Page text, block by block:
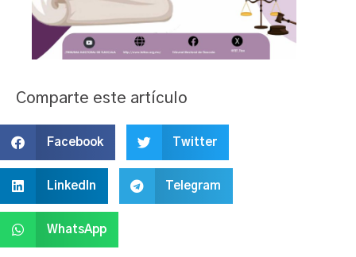
Comparte este artículo
Facebook Twitter
LinkedIn Telegram
WhatsApp